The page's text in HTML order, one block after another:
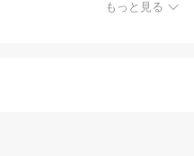
もっと見る